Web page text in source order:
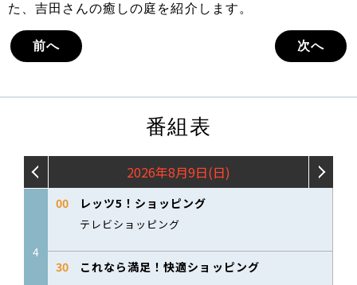
た、吉田さんの癒しの庭を紹介します。
前へ 次へ
番組表